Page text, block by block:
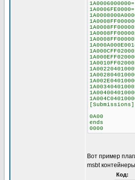
[Submissions]
0A00
ends
0000
Вот пример
msbt
Код: